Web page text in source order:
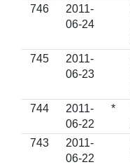
746
2011-
06-24
745
2011-
06-23
744
2011-
06-22
*
743
2011-
06-22